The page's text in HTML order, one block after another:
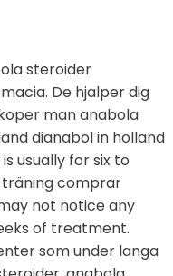
steroider
De hjalper dig
man anabola
dianabol in holland
usually for six to
träning comprar
not notice any
of treatment.
som under langa